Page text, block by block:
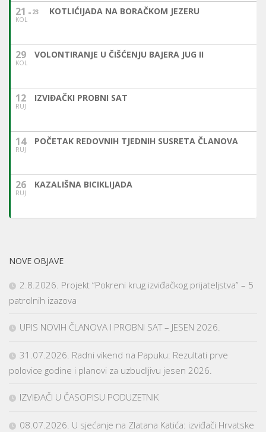
21
KOL
23 KOTLIĆIJADA NA BORAČKOM JEZERU
29
KOL
VOLONTIRANJE U ČIŠĆENJU BAJERA JUG II
12
RUJ
IZVIĐAČKI PROBNI SAT
14
RUJ
POČETAK REDOVNIH TJEDNIH SUSRETA ČLANOVA
26
RUJ
KAZALIŠNA BICIKLIJADA
NOVE OBJAVE
2.8.2026. Projekt “Pokreni krug izviđačkog prijateljstva” – 5
patrolnih izazova
UPIS NOVIH ČLANOVA I PROBNI SAT – JESEN 2026.
31.07.2026. Radni vikend na Papuku: Rezultati prve
polovice godine i planovi za uzbudljivu jesen 2026.
IZVIĐAČI U ČASOPISU PODUZETNIK
08.07.2026. U sjećanje na Zlatana Katića: izviđači Hrvatske